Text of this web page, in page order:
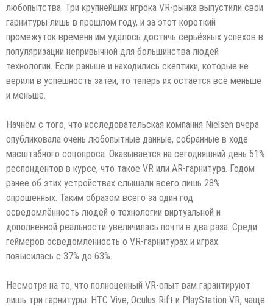
любопытства. Три крупнейших игрока VR-рынка выпустили свои
гарнитуры лишь в прошлом году, и за этот короткий
промежуток времени им удалось достичь серьёзных успехов в
популяризации непривычной для большинства людей
технологии. Если раньше и находились скептики, которые не
верили в успешность затеи, то теперь их остаётся всё меньше
и меньше.
Начнём с того, что исследовательская компания Nielsen вчера
опубликовала очень любопытные данные, собранные в ходе
масштабного соцопроса. Оказывается на сегодняшний день 51%
респондентов в курсе, что такое VR или AR-гарнитура. Годом
ранее об этих устройствах слышали всего лишь 28%
опрошенных. Таким образом всего за один год
осведомлённость людей о технологии виртуальной и
дополненной реальности увеличилась почти в два раза. Среди
геймеров осведомлённость о VR-гарнитурах и играх
повысилась с 37% до 63%.
Несмотря на то, что полноценный VR-опыт вам гарантируют
лишь три гарнитуры: HTC Vive, Oculus Rift и PlayStation VR, чаще